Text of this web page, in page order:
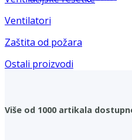
Ventilatori
Zaštita od požara
Ostali proizvodi
Više od 1000 artikala